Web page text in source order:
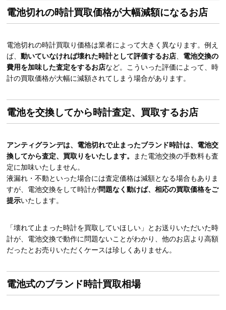
電池切れの時計買取価格が大幅減額になるお店
電池切れの時計買取り価格は業者によって大きく異なります。例え
ば、 動いていなければ壊れた時計として評価するお店、 電池交換の
費用を加味した査定をするお店など。こういった評価によって、時
計の買取価格が大幅に減額されてしまう場合があります。
電池を交換してから時計査定、買取するお店
アンティグランデは、電池切れで止まったブランド時計は、電池交
換してから査定、買取りをいたします。 また電池交換の手数料も査
定に加味いたしません。
液漏れ・不動といった場合には査定価格は減額となる場合もありま
すが、電池交換をして時計が問題なく動けば、相応の買取価格をご
提示いたします。
「壊れて止まった時計を買取していほしい」とお送りいただいた時
計が、電池交換で動作に問題ないことがわかり、他のお店より高額
だったとお売りいただくケースは珍しくありません。
電池式のブランド時計買取相場